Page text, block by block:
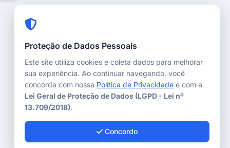
Proteção de Dados Pessoais
Este site utiliza cookies e coleta dados para melhorar
sua experiência. Ao continuar navegando, você
concorda com nossa Política de Privacidade e com a
Lei Geral de Proteção de Dados (LGPD - Lei nº
13.709/2018).
Concordo